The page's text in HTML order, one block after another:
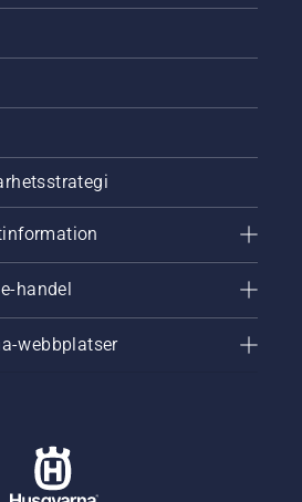
handel
webbplatser